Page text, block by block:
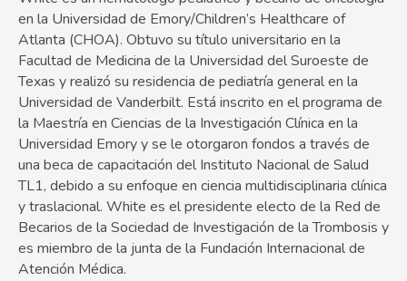
en la Universidad de Emory/Children’s Healthcare of
Atlanta (CHOA). Obtuvo su título universitario en la
Facultad de Medicina de la Universidad del Suroeste de
Texas y realizó su residencia de pediatría general en la
Universidad de Vanderbilt. Está inscrito en el programa de
la Maestría en Ciencias de la Investigación Clínica en la
Universidad Emory y se le otorgaron fondos a través de
una beca de capacitación del Instituto Nacional de Salud
TL1, debido a su enfoque en ciencia multidisciplinaria clínica
y traslacional. White es el presidente electo de la Red de
Becarios de la Sociedad de Investigación de la Trombosis y
es miembro de la junta de la Fundación Internacional de
Atención Médica.